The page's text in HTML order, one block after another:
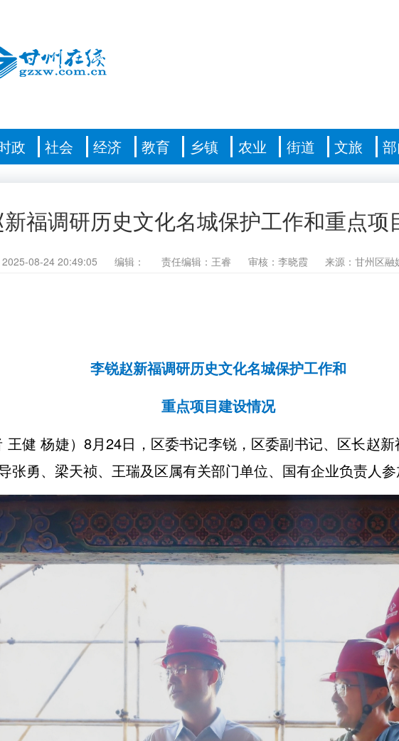
政 社会 经济 教育 乡镇 农业 街道 文旅
新福调研历史文化名城保护工作和重点项
2025-08-24 20:49:05 编辑： 责任编辑：王睿 审核：李晓霞 来源：甘州区融
李锐赵新福调研历史文化名城保护工作和
重点项目建设情况
王健 杨婕） 8月24日，区委书记李锐，区委副书记、区长赵
张勇、梁天祯、王瑞及区属有关部门单位、国有企业负责人参